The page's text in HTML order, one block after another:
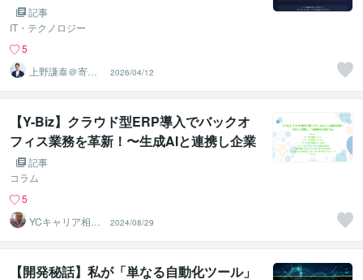
記事
IT・テクノロジー
5
上野謙泰＠寄り
添い対応
2026/04/12
【Y-Biz】クラウド型ERP導入でバックオ
フィス業務を革新！〜生成AIと連携し企業
成長を加速させる〜
記事
コラム
5
YCキャリア相談
2024/08/29
【開発秘話】私が「単なる自動化ツール」